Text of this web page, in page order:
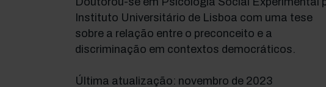
Instituto Universitário de Lisboa com uma tese
sobre a relação entre o preconceito e a
discriminação em contextos democráticos.
Última atualização: novembro de 2023